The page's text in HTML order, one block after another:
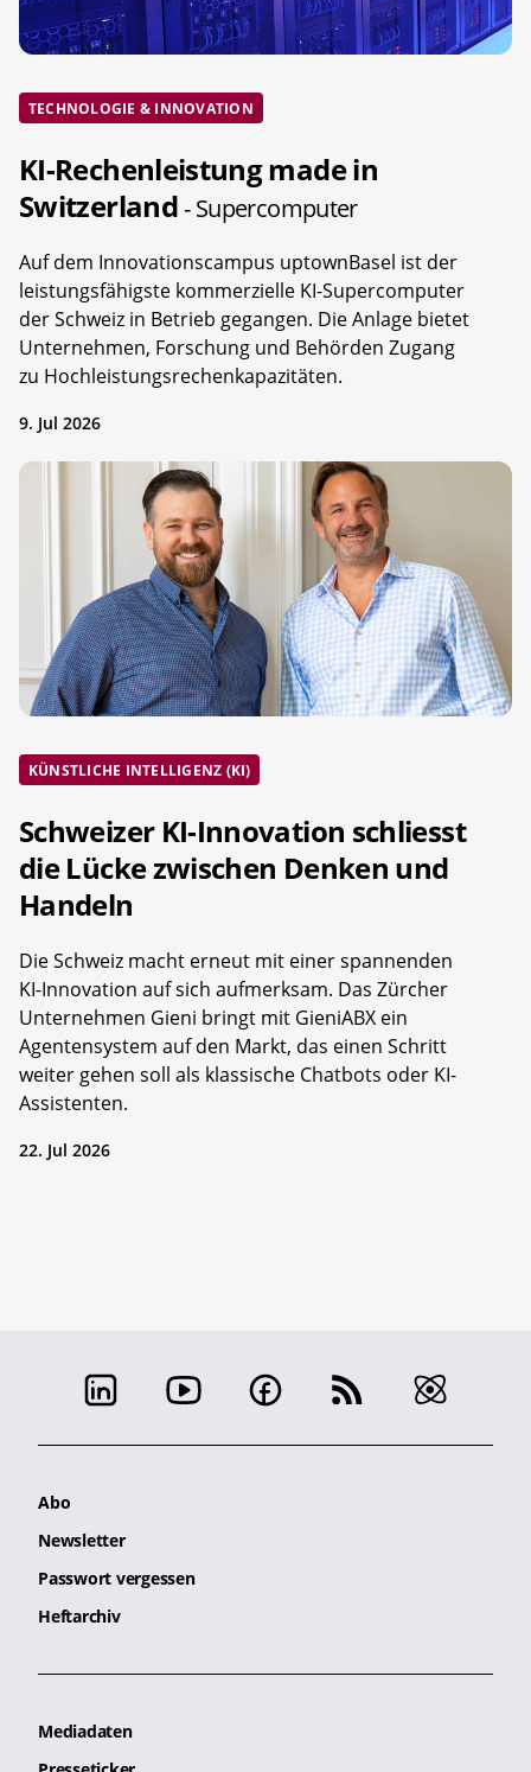
TECHNOLOGIE & INNOVATION
KI-Rechenleistung made in
Switzerland- Supercomputer
Auf dem Innovationscampus uptownBasel ist der
leistungsfähigste kommerzielle KI-Supercomputer
der Schweiz in Betrieb gegangen. Die Anlage bietet
Unternehmen, Forschung und Behörden Zugang
zu Hochleistungsrechenkapazitäten.
9. Jul 2026
KÜNSTLICHE INTELLIGENZ (KI)
Schweizer KI-Innovation schliesst
die Lücke zwischen Denken und
Handeln
Die Schweiz macht erneut mit einer spannenden
KI-Innovation auf sich aufmerksam. Das Zürcher
Unternehmen Gieni bringt mit GieniABX ein
Agentensystem auf den Markt, das einen Schritt
weiter gehen soll als klassische Chatbots oder KI-
Assistenten.
22. Jul 2026
Abo
Newsletter
Passwort vergessen
Heftarchiv
Mediadaten